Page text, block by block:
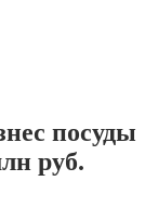
посуды
руб.